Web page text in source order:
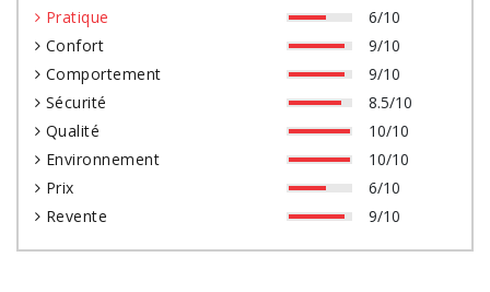
Pratique
6/10
Confort
9/10
Comportement
9/10
Sécurité
8.5/10
Qualité
10/10
Environnement
10/10
Prix
6/10
Revente
9/10